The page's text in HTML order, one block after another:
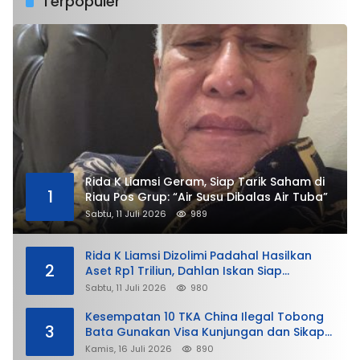
1
Rida K Liamsi Geram, Siap Tarik Saham di
Riau Pos Grup: “Air Susu Dibalas Air Tuba”
Sabtu, 11 Juli 2026 989
2
Rida K Liamsi Dizolimi Padahal Hasilkan
Aset Rp1 Triliun, Dahlan Iskan Siap
Membela
Sabtu, 11 Juli 2026 980
3
Kesempatan 10 TKA China Ilegal Tobong
Bata Gunakan Visa Kunjungan dan Sikap
Lunak Ditjen Imigrasi Kepri?
Kamis, 16 Juli 2026 890